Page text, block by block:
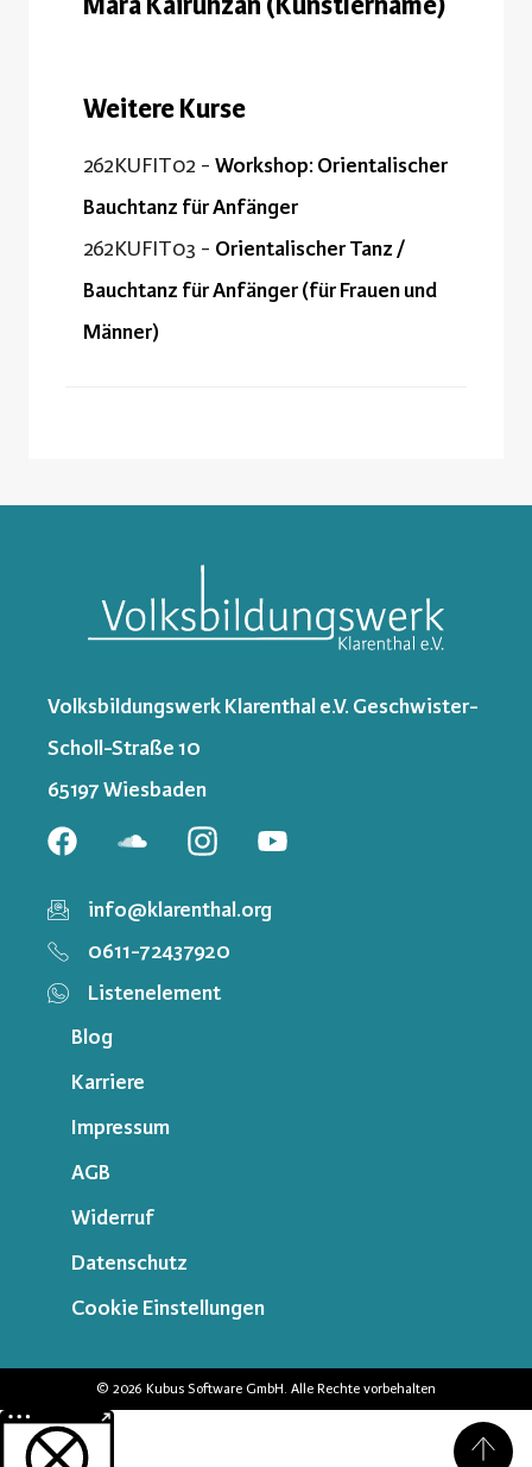
Weitere Kurse
262KUFIT02 - Workshop: Orientalischer
Bauchtanz für Anfänger
262KUFIT03 - Orientalischer Tanz /
Bauchtanz für Anfänger (für Frauen und
Männer)
Volksbildungswerk Klarenthal e.V. Geschwister-
Scholl-Straße 10
65197 Wiesbaden
info@klarenthal.org
0611-72437920
Listenelement
Blog
Karriere
Impressum
AGB
Widerruf
Datenschutz
Cookie Einstellungen
© 2026 Kubus Software GmbH. Alle Rechte vorbehalten
Weitere Informationen über den gesperrten Inhalt.